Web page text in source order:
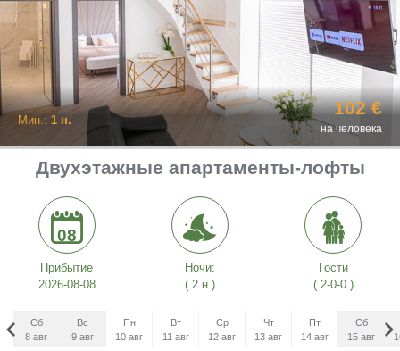
Мин.: 1 н.
102 €
на человека
Двухэтажные апартаменты-лофты
08
Прибытие
2026-08-08
Ночи:
( 2 н )
Гости
( 2-0-0 )
Сб
8 авг
Вс
9 авг
Пн
10 авг
Вт
11 авг
Ср
12 авг
Чт
13 авг
Пт
14 авг
Сб
15 авг